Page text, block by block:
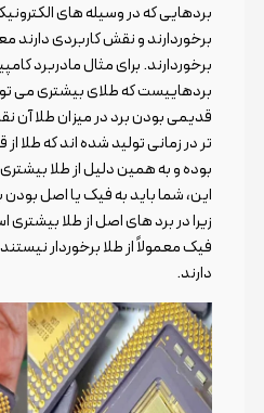
بردهایی که در وسیله های
برخوردارند و نقش کاربردی دارند
برخوردارند. برای مثال مادربرد
بردهاییست که طلای بیشتری می
قدیمی بودن برد در میزان طلا
تر در زمانی تولید شده اند که طلا
بوده و به همین دلیل از طلا بیشتری
این، شما باید به فیک یا اصل بودن
زیرا در برد های اصل از طلا
فیک معمولاً از طلا برخوردار
دارند.